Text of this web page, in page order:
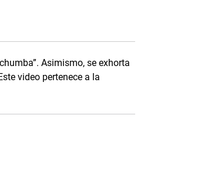
Asimismo, se exhorta
video pertenece a la